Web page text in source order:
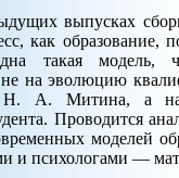
выпусках
как
такая модель,
не на эволюцию
А. Митина, а на
Проводится
моделей
и психологами —